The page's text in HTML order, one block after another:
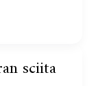
sciita